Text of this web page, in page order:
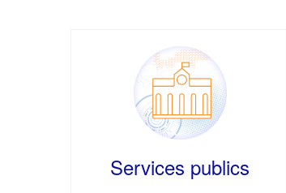
Services publics